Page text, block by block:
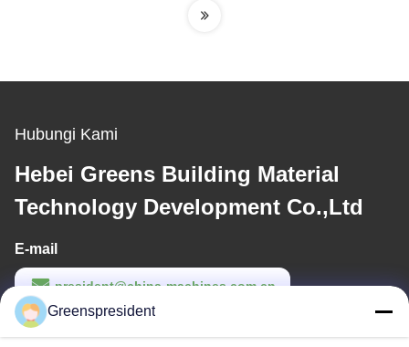
Hubungi Kami
Hebei Greens Building Material
Technology Development Co.,Ltd
E-mail
president@china-machines.com.cn
Waktu Kerja
Greenspresident